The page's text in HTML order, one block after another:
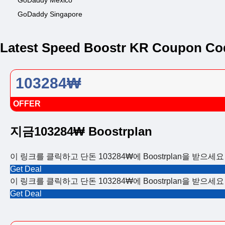
GoDaddy Singapore
Latest Speed Boostr KR Coupon
103284₩
OFFER
지금103284₩ Boostrplan
이 링크를 클릭하고 단돈 103284₩에 Boostrplan을 받으세요
Get Deal
이 링크를 클릭하고 단돈 103284₩에 Boostrplan을 받으세요
Get Deal